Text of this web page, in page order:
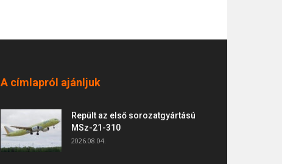
A címlapról ajánljuk
Repült az első sorozatgyártású
MSz-21-310
2026.08.04.